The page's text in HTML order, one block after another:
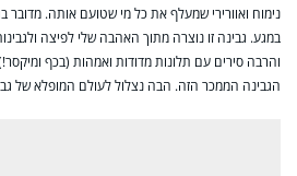
נימוח ואוורירי שמעלף את כל מי שטועם אותה.
במגע. גבינה זו נוצרה מתוך האהבה שלי לפיצה
והרבה סירים עם תלונות מדודות ואמהות (בכף
הגבינה הממכר הזה. הבה נצלול לעולם המופלא של